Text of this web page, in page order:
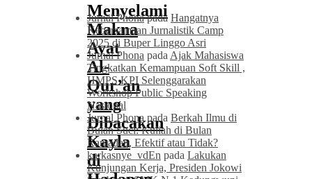
Menyelami
Makna
Ayat
Al-
Qur’an
yang
Dibacakan
Kayla
di
Jurnal Phonapada Hangatnya
Kebersamaan Jurnalistik Camp
2025 di Buper Linggo Asri
Jurnal Phona pada Ajak Mahasiswa
Tingkatkan Kemampuan Soft Skill ,
HMPS KPI Selenggarakan
Workshop Public Speaking
Nasional
Jurnal Phona pada Berkah Ilmu di
Bulan Suci: Kuliah di Bulan
Ramadan, Efektif atau Tidak?
karkasnye_vdEn pada Lakukan
Kunjungan Kerja, Presiden Jokowi